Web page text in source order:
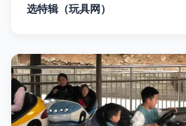
选特辑（玩具网）